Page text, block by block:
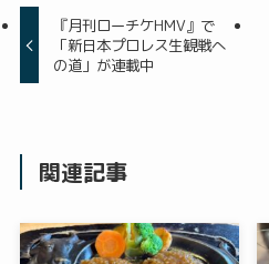
『月刊ローチケHMV』で
「新日本プロレス生観戦へ
の道」が連載中
関連記事